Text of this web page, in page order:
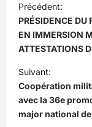
a
v
i
g
a
t
Précédent:
PRÉSIDENCE DU
EN IMMERSION
ATTESTATIONS
Suivant:
Coopération
avec la 36e
major national